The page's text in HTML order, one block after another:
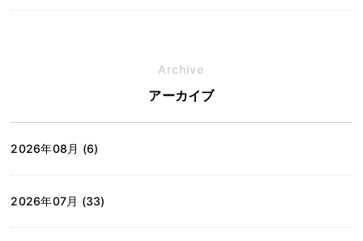
Archive
アーカイブ
2026年08月 (6)
2026年07月 (33)